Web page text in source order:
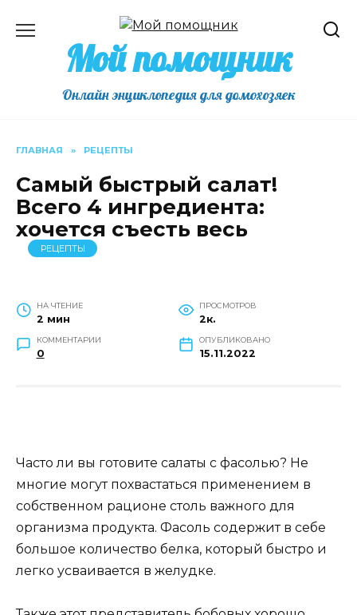
содержаниюМой помощник
Онлайн энциклопедия для домохозяек
ГЛАВНАЯ » РЕЦЕПТЫ
Самый быстрый салат!
Всего 4 ингредиента:
хочется съесть весь
РЕЦЕПТЫ
НА ЧТЕНИЕ
2 мин
ПРОСМОТРОВ
2к.
КОММЕНТАРИИ
0
ОПУБЛИКОВАНО
15.11.2022
Часто ли вы готовите салаты с фасолью? Не
многие могут похвастаться применением в
собственном рационе столь важного для
организма продукта. Фасоль содержит в себе
большое количество белка, который быстро и
легко усваивается в желудке.